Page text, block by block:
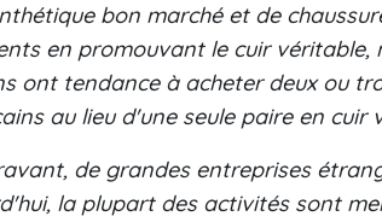
bon marché et de
en promouvant le cuir
ont tendance à acheter deux ou
au lieu d'une seule paire en
de grandes entreprises
la plupart des activités sont